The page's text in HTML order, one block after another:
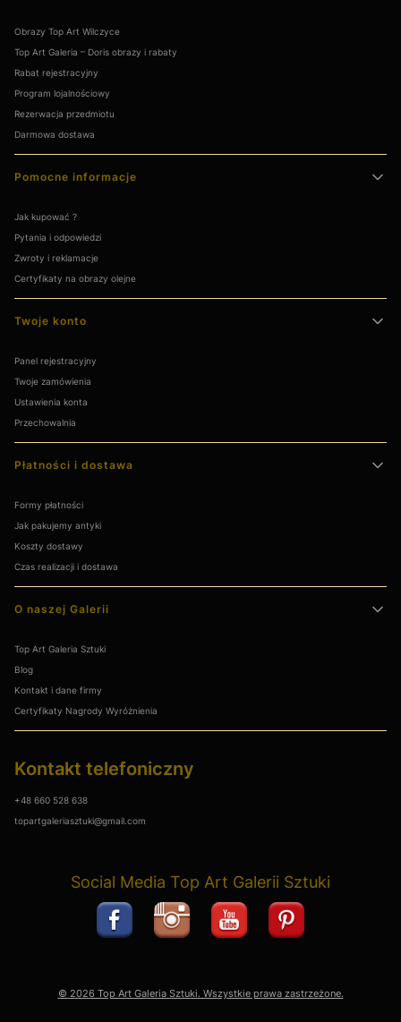
Obrazy Top Art Wilczyce
Top Art Galeria – Doris obrazy i rabaty
Rabat rejestracyjny
Program lojalnościowy
Rezerwacja przedmiotu
Darmowa dostawa
Pomocne informacje
Jak kupować ?
Pytania i odpowiedzi
Zwroty i reklamacje
Certyfikaty na obrazy olejne
Twoje konto
Panel rejestracyjny
Twoje zamówienia
Ustawienia konta
Przechowalnia
Płatności i dostawa
Formy płatności
Jak pakujemy antyki
Koszty dostawy
Czas realizacji i dostawa
O naszej Galerii
Top Art Galeria Sztuki
Blog
Kontakt i dane firmy
Certyfikaty Nagrody Wyróżnienia
Kontakt telefoniczny
+48 660 528 638
topartgaleriasztuki@gmail.com
Social Media Top Art Galerii Sztuki
© 2026 Top Art Galeria Sztuki. Wszystkie prawa zastrzeżone.